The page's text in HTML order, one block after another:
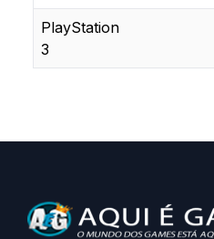
PlayStation
3